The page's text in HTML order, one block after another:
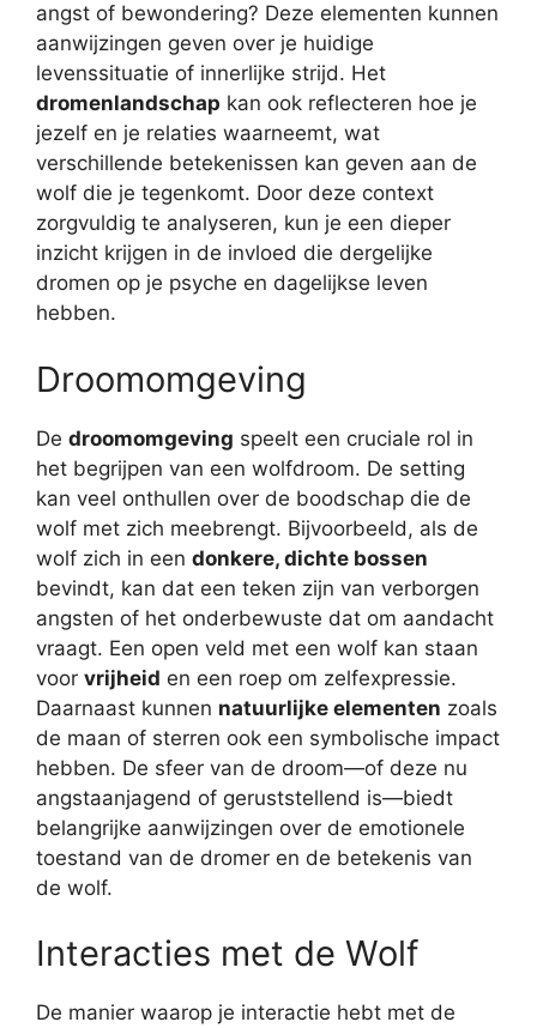
angst of bewondering? Deze elementen kunnen
aanwijzingen geven over je huidige
levenssituatie of innerlijke strijd. Het
dromenlandschap kan ook reflecteren hoe je
jezelf en je relaties waarneemt, wat
verschillende betekenissen kan geven aan de
wolf die je tegenkomt. Door deze context
zorgvuldig te analyseren, kun je een dieper
inzicht krijgen in de invloed die dergelijke
dromen op je psyche en dagelijkse leven
hebben.
Droomomgeving
De droomomgeving speelt een cruciale rol in
het begrijpen van een wolfdroom. De setting
kan veel onthullen over de boodschap die de
wolf met zich meebrengt. Bijvoorbeeld, als de
wolf zich in een donkere, dichte bossen
bevindt, kan dat een teken zijn van verborgen
angsten of het onderbewuste dat om aandacht
vraagt. Een open veld met een wolf kan staan
voor vrijheid en een roep om zelfexpressie.
Daarnaast kunnen natuurlijke elementen zoals
de maan of sterren ook een symbolische impact
hebben. De sfeer van de droom—of deze nu
angstaanjagend of geruststellend is—biedt
belangrijke aanwijzingen over de emotionele
toestand van de dromer en de betekenis van
de wolf.
Interacties met de Wolf
De manier waarop je interactie hebt met de